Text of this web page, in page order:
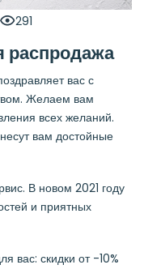
291
распродажа
вас с
Желаем вам
всех желаний.
вам достойные
В новом 2021 году
и приятных
вас: скидки от -10%